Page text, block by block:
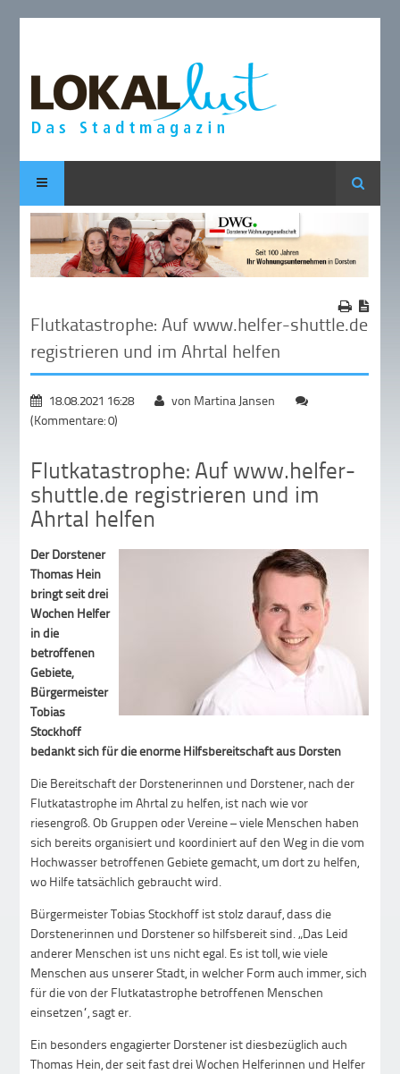
Suche
Flutkatastrophe: Auf www.helfer-shuttle.de
registrieren und im Ahrtal helfen
18.08.2021 16:28
von Martina Jansen
(Kommentare: 0)
Flutkatastrophe: Auf www.helfer-
shuttle.de registrieren und im
Ahrtal helfen
Der Dorstener
Thomas Hein
bringt seit drei
Wochen Helfer
in die
betroffenen
Gebiete,
Bürgermeister
Tobias
Stockhoff
bedankt sich für die enorme Hilfsbereitschaft aus Dorsten
Die Bereitschaft der Dorstenerinnen und Dorstener, nach der
Flutkatastrophe im Ahrtal zu helfen, ist nach wie vor
riesengroß. Ob Gruppen oder Vereine – viele Menschen haben
sich bereits organisiert und koordiniert auf den Weg in die vom
Hochwasser betroffenen Gebiete gemacht, um dort zu helfen,
wo Hilfe tatsächlich gebraucht wird.
Bürgermeister Tobias Stockhoff ist stolz darauf, dass die
Dorstenerinnen und Dorstener so hilfsbereit sind. „Das Leid
anderer Menschen ist uns nicht egal. Es ist toll, wie viele
Menschen aus unserer Stadt, in welcher Form auch immer, sich
für die von der Flutkatastrophe betroffenen Menschen
einsetzen“, sagt er.
Ein besonders engagierter Dorstener ist diesbezüglich auch
Thomas Hein, der seit fast drei Wochen Helferinnen und Helfer